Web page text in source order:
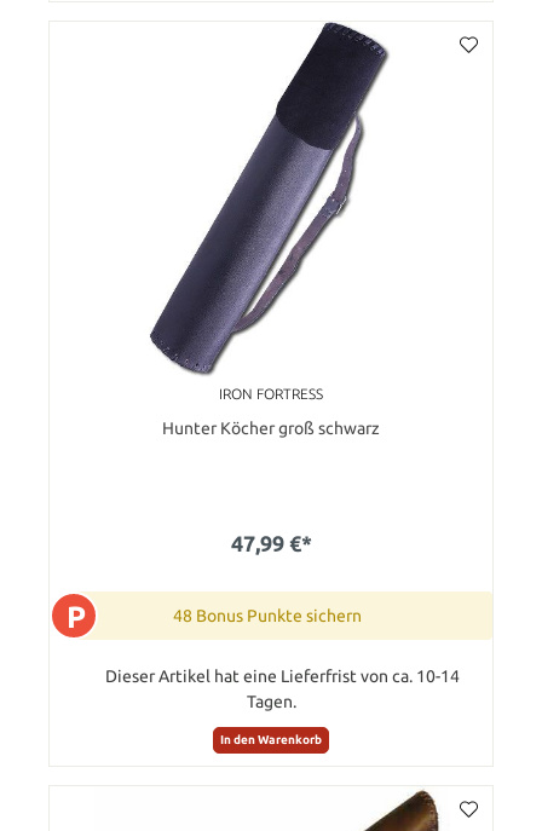
IRON FORTRESS
Hunter Köcher groß schwarz
47,99 €*
P 48 Bonus Punkte sichern
Dieser Artikel hat eine Lieferfrist von ca. 10-14
Tagen.
In den Warenkorb